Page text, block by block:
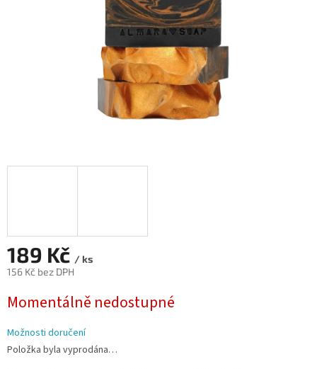
189 Kč / ks
156 Kč bez DPH
cena:
Momentálně nedostupné
Možnosti doručení
Položka byla vyprodána…